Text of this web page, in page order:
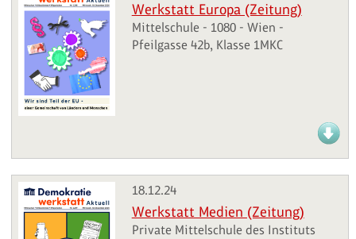
Werkstatt Europa (Zeitung)
Mittelschule - 1080 - Wien -
Pfeilgasse 42b, Klasse 1MKC
18.12.24
Werkstatt Medien (Zeitung)
Private Mittelschule des Instituts